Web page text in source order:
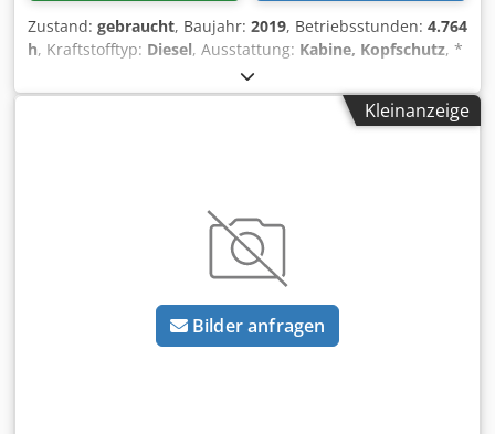
Zustand: gebraucht, Baujahr: 2019, Betriebsstunden: 4.764
h, Kraftstofftyp: Diesel, Ausstattung: Kabine, Kopfschutz, *
Claas Scorpion 746 Teleskoplader * Rückfahrkamera *
Klimaanlage * Vorderrad-Lenkung Dsdpfx Agswta Dvjfskr *
bequem per WhatsApp Whatsapp Whatsapp
Kleinanzeige
Bilder anfragen